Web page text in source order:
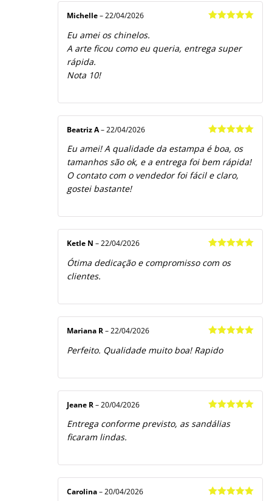
Michelle – 22/04/2026
Eu amei os chinelos.
A arte ficou como eu queria, entrega super
rápida.
Nota 10!
de 5
Beatriz A – 22/04/2026
Eu amei! A qualidade da estampa é boa, os
tamanhos são ok, e a entrega foi bem rápida!
O contato com o vendedor foi fácil e claro,
gostei bastante!
de 5
Ketle N – 22/04/2026
Ótima dedicação e compromisso com os
clientes.
de 5
Mariana R – 22/04/2026
Perfeito. Qualidade muito boa! Rapido
de 5
Jeane R – 20/04/2026
Entrega conforme previsto, as sandálias
ficaram lindas.
Carolina – 20/04/2026